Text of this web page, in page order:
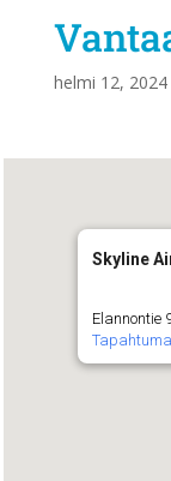
helmi 12, 2024
Skyline
Elannontie